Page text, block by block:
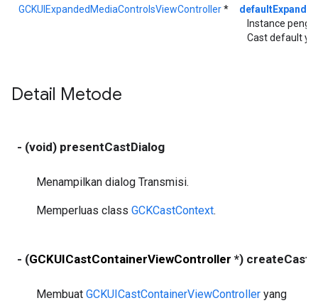
GCKUIExpandedMediaControlsViewController*
Instance
Cast default
Detail Metode
- (void) presentCastDialog
Menampilkan dialog Transmisi.
Memperluas class GCKCastContext.
- (GCKUICastContainerViewController *)
Membuat GCKUICastContainerViewController yang